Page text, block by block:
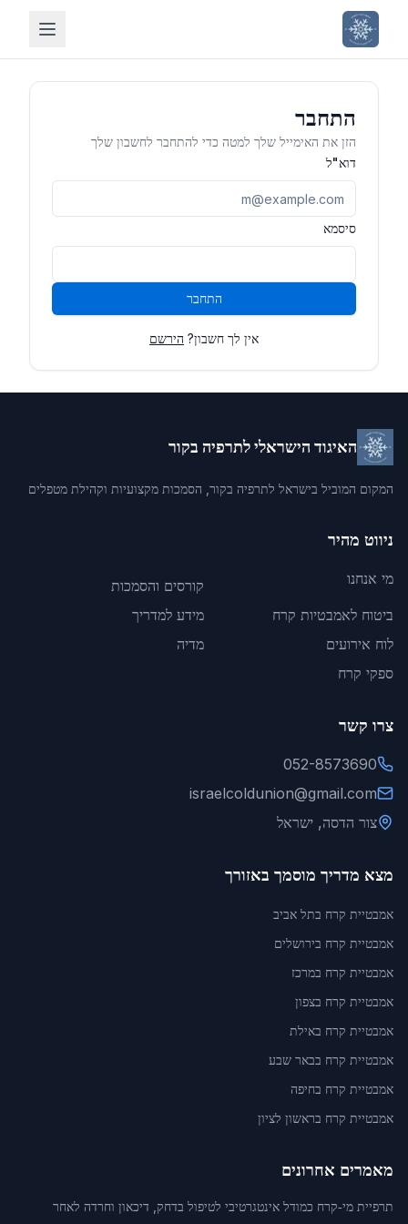
התחבר
הזן את האימייל שלך למטה כדי להתחבר לחשבון שלך
דוא"ל
סיסמא
התחבר
אין לך חשבון? הירשם
האיגוד הישראלי לתרפיה בקור
המקום המוביל בישראל לתרפיה בקור, הסמכות מקצועיות וקהילת מטפלים
ניווט מהיר
מי אנחנו
קורסים והסמכות
ביטוח לאמבטיות קרח
מידע למדריך
לוח אירועים
מדיה
ספקי קרח
צרו קשר
052-8573690
israelcoldunion@gmail.com
צור הדסה, ישראל
מצא מדריך מוסמך באזורך
אמבטיית קרח בתל אביב
אמבטיית קרח בירושלים
אמבטיית קרח במרכז
אמבטיית קרח בצפון
אמבטיית קרח באילת
אמבטיית קרח בבאר שבע
אמבטיית קרח בחיפה
אמבטיית קרח בראשון לציון
מאמרים אחרונים
תרפיית מי‑קרח כמודל אינטגרטיבי לטיפול בדחק, דיכאון וחרדה לאחר